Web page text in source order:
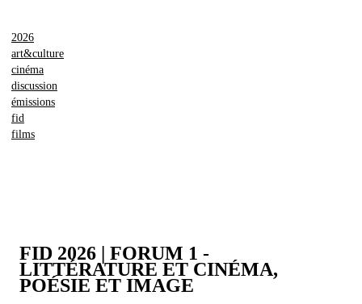
2026
art&culture
cinéma
discussion
émissions
fid
films
FID 2026 | FORUM 1 -
LITTÉRATURE ET CINÉMA,
POÉSIE ET IMAGE